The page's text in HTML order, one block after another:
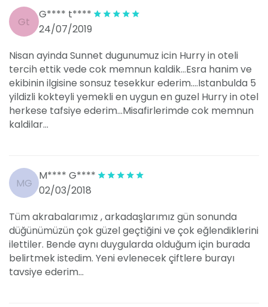
Gt
G**** t****
24/07/2019
Nisan ayinda Sunnet dugunumuz icin Hurry in oteli
tercih ettik vede cok memnun kaldik...Esra hanim ve
ekibinin ilgisine sonsuz tesekkur ederim....Istanbulda 5
yildizli kokteyli yemekli en uygun en guzel Hurry in otel
herkese tafsiye ederim...Misafirlerimde cok memnun
kaldilar...
MG
M**** G****
02/03/2018
Tüm akrabalarımız , arkadaşlarımız gün sonunda
düğünümüzün çok güzel geçtiğini ve çok eğlendiklerini
ilettiler. Bende aynı duygularda olduğum için burada
belirtmek istedim. Yeni evlenecek çiftlere burayı
tavsiye ederim...